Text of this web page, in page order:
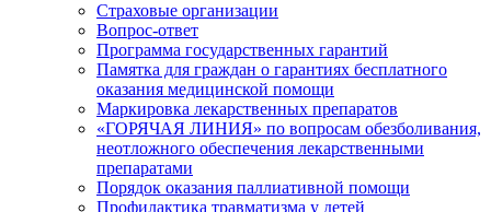
Страховые организации
Вопрос-ответ
Программа государственных гарантий
Памятка для граждан о гарантиях бесплатного
оказания медицинской помощи
Маркировка лекарственных препаратов
«ГОРЯЧАЯ ЛИНИЯ» по вопросам обезболивания,
неотложного обеспечения лекарственными
препаратами
Порядок оказания паллиативной помощи
Профилактика травматизма у детей